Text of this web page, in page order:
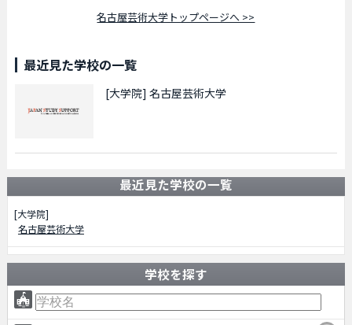
名古屋芸術大学トップページへ >>
最近見た学校の一覧
[大学院] 名古屋芸術大学
最近見た学校の一覧
[大学院]
名古屋芸術大学
学校を探す